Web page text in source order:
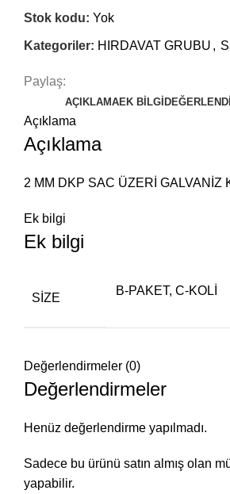
Stok kodu: Yok
Kategoriler: HIRDAVAT GRUBU ,
Paylaş:
AÇIKLAMAEK BILGI
Açıklama
Açıklama
2 MM DKP SAC ÜZERİ GALVANİZ
Ek bilgi
Ek bilgi
SIZE
B-PAKET, C-KOLİ
Değerlendirmeler (0)
Değerlendirmeler
Henüz değerlendirme yapılmadı.
Sadece bu ürünü satın almış olan
yapabilir.